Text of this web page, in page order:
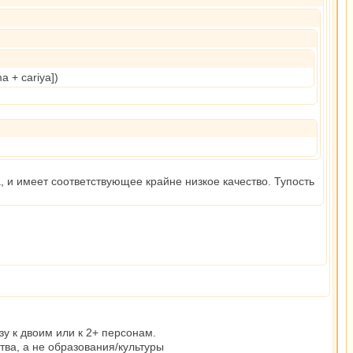
+ cariya])
соответствующее крайне низкое качество. Тупость
к двоим или к 2+ персонам.
а не образования/культуры